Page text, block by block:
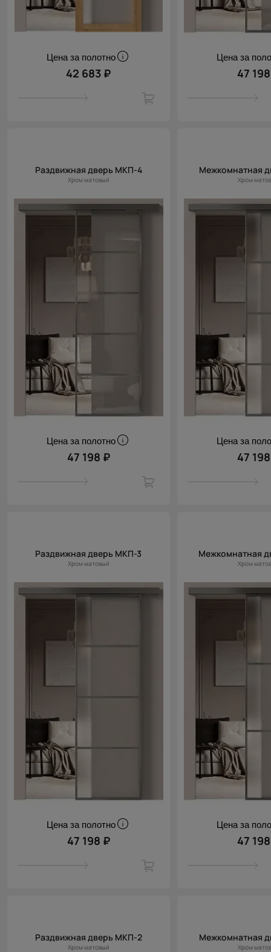
Цена за полотно
42 683 ₽
Цена за
47
Раздвижная дверь МКП-4
Хром матовый
Цена за полотно
47 198 ₽
Межкомнатная
Хром
Цена за
47
Раздвижная дверь МКП-3
Хром матовый
Цена за полотно
47 198 ₽
Межкомнатная
Хром
Цена за
47
Раздвижная дверь МКП-2
Хром матовый
Межкомнатная
Хром